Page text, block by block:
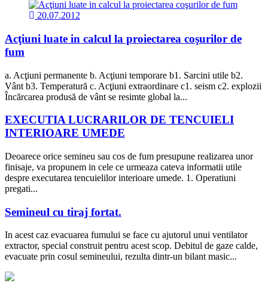
20.07.2012
Acţiuni luate in calcul la proiectarea coşurilor de
fum
a. Acţiuni permanente b. Acţiuni temporare b1. Sarcini utile b2.
Vânt b3. Temperatură c. Acţiuni extraordinare c1. seism c2. explozii
Încărcarea produsă de vânt se resimte global la...
EXECUTIA LUCRARILOR DE TENCUIELI
INTERIOARE UMEDE
Deoarece orice semineu sau cos de fum presupune realizarea unor
finisaje, va propunem in cele ce urmeaza cateva informatii utile
despre executarea tencuielilor interioare umede. 1. Operatiuni
pregati...
Semineul cu tiraj fortat.
In acest caz evacuarea fumului se face cu ajutorul unui ventilator
extractor, special construit pentru acest scop. Debitul de gaze calde,
evacuate prin cosul semineului, rezulta dintr-un bilant masic...